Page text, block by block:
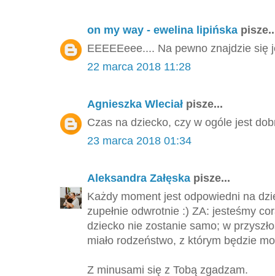
on my way - ewelina lipińska
EEEEEeee.... Na pewno znajdzie się
22 marca 2018 11:28
Agnieszka Wleciał pisze...
Czas na dziecko, czy w ogóle jest
23 marca 2018 01:34
Aleksandra Załęska pisze...
Każdy moment jest odpowiedni na
zupełnie odwrotnie :) ZA: jesteśmy
dziecko nie zostanie samo; w
miało rodzeństwo, z którym będzie
Z minusami się z Tobą zgadzam.